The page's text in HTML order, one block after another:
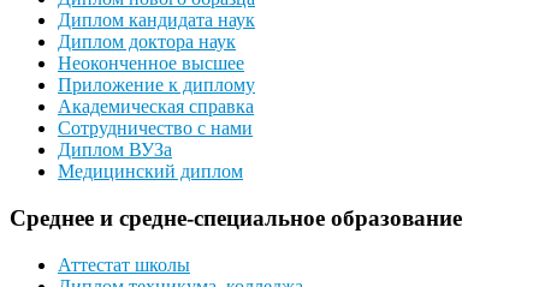
Диплом кандидата наук
Диплом доктора наук
Неоконченное высшее
Приложение к диплому
Академическая справка
Сотрудничество с нами
Диплом ВУЗа
Медицинский диплом
Среднее и средне-специальное образование
Аттестат школы